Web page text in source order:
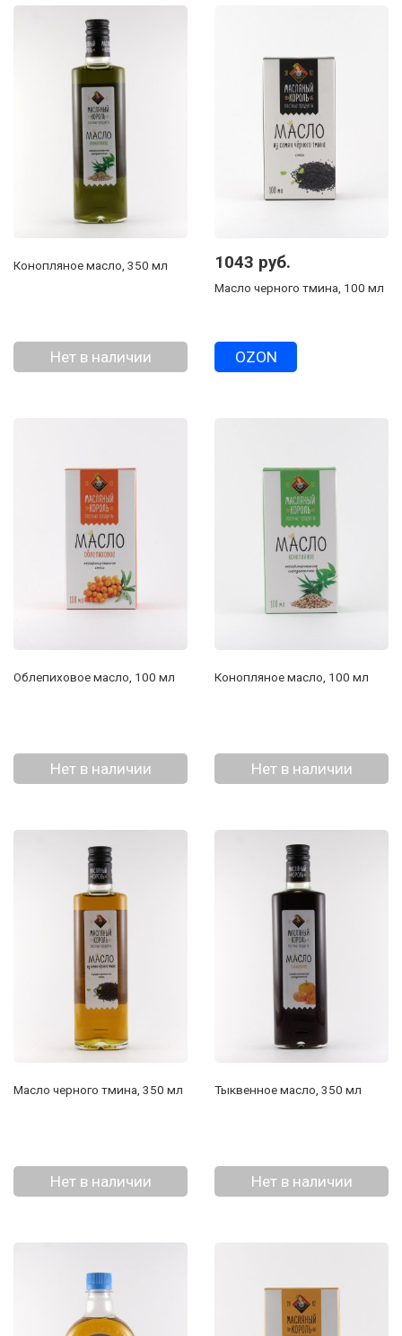
Конопляное масло, 350 мл
Нет в наличии
1043 руб.
Масло черного тмина, 100 мл
OZON
Облепиховое масло, 100 мл
Нет в наличии
Конопляное масло, 100 мл
Нет в наличии
Масло черного тмина, 350 мл
Нет в наличии
Тыквенное масло, 350 мл
Нет в наличии